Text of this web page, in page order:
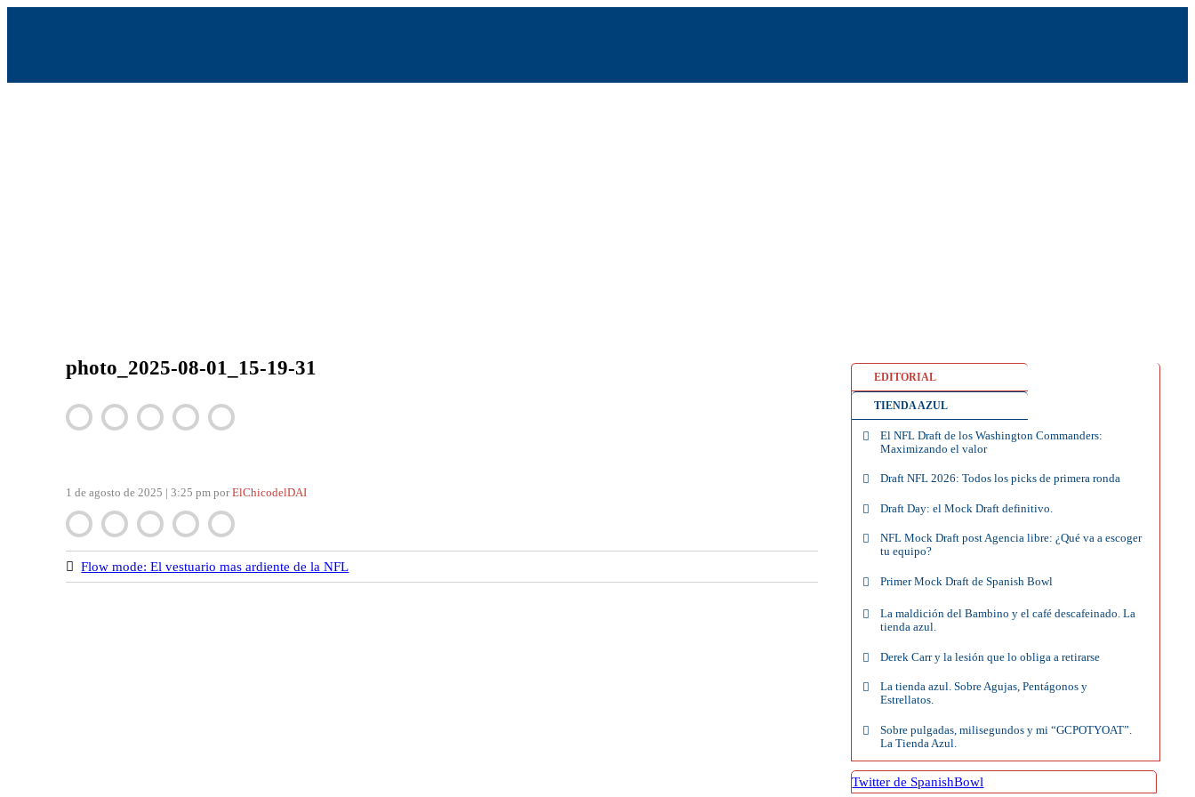
photo_2025-08-01_15-19-31
1 de agosto de 2025 | 3:25 pmporElChicodelDAI
Flow mode: El vestuario mas ardiente de la NFL
EDITORIAL
TIENDA AZUL
El NFL Draft de los Washington Commanders:
Maximizando el valor
Draft NFL 2026: Todos los picks de primera ronda
Draft Day: el Mock Draft definitivo.
NFL Mock Draft post Agencia libre: ¿Qué va a escoger
tu equipo?
Primer Mock Draft de Spanish Bowl
La maldición del Bambino y el café descafeinado. La
tienda azul.
Derek Carr y la lesión que lo obliga a retirarse
La tienda azul. Sobre Agujas, Pentágonos y
Estrellatos.
Sobre pulgadas, milisegundos y mi “GCPOTYOAT”.
La Tienda Azul.
Twitter de SpanishBowl